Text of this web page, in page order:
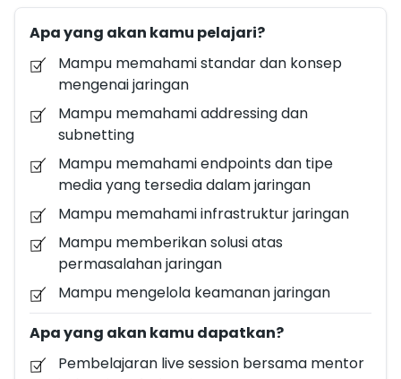
standar internasional, serta dapat menyediakan
solusi jaringan yang andal, aman, dan efisien bagi
perusahaan. Cisco Systems, Inc. adalah salah satu
perusahaan terkemuka di dunia dalam bidang
jaringan dan komunikasi. Produk dan layanan yang
ditawarkan oleh Cisco diakui karena kualitas
Network Administrator di Indonesia semakin
meningkat seiring dengan pertumbuhan pesat
infrastruktur jaringan dan adopsi teknologi informasi
yang luas. Perusahaan-perusahaan dan organisasi
mengandalkan jaringan komputer yang handal
untuk menjalankan operasi mereka, yang
memerlukan ahli yang terampil dalam merancang,
mengimplementasikan, dan mengelola jaringan
yang kompleks. Namun, terdapat kekurangan
Apa yang akan kamu pelajari?
Mampu memahami standar dan konsep
mengenai jaringan
Mampu memahami addressing dan
subnetting
Mampu memahami endpoints dan tipe
media yang tersedia dalam jaringan
Mampu memahami infrastruktur jaringan
Mampu memberikan solusi atas
permasalahan jaringan
Mampu mengelola keamanan jaringan
Apa yang akan kamu dapatkan?
Pembelajaran live session bersama mentor